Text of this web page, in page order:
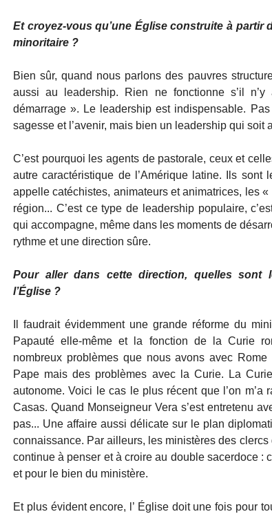
Et croyez-vous qu’une Église construite à partir
minoritaire ?
Bien sûr, quand nous parlons des pauvres
aussi au leadership. Rien ne fonctionne s’il
démarrage ». Le leadership est indispensable.
sagesse et l’avenir, mais bien un leadership qui soit
C’est pourquoi les agents de pastorale, ceux et
autre caractéristique de l’Amérique latine. Ils
appelle catéchistes, animateurs et animatrices, les
région... C’est ce type de leadership populaire,
qui accompagne, même dans les moments de
rythme et une direction sûre.
Pour aller dans cette direction, quelles sont
l’Église ?
Il faudrait évidemment une grande réforme du
Papauté elle-même et la fonction de la Curie
nombreux problèmes que nous avons avec
Pape mais des problèmes avec la Curie. La
autonome. Voici le cas le plus récent que l’on
Casas. Quand Monseigneur Vera s’est entretenu
pas... Une affaire aussi délicate sur le plan
connaissance. Par ailleurs, les ministères des
continue à penser et à croire au double sacerdoce :
et pour le bien du ministère.
Et plus évident encore, l’ Église doit une fois pour